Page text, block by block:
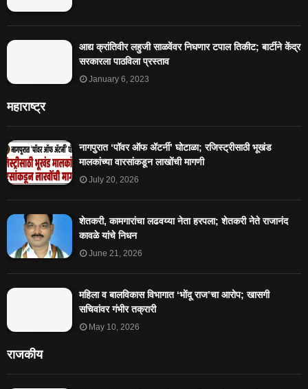
आद्य क्रांतिवीर लहुजी साळवेंवर निघणार टपाल तिकीट; बार्टीने केंद्र
सरकारला पाठविला प्रस्ताव
January 6, 2023
महाराष्ट्र
नागपुरात ‘पॉवर ऑफ ॲटर्नी’ घोटाळा; रजिस्ट्रीसाठी भूखंड
मालकांच्या वारसांकडून लाखोंची मागणी
July 20, 2026
शेतकरी, कामगारांचा लढवय्या नेता हरपला; शेतकरी नेते राजानंद
कावळे यांचे निधन
June 21, 2026
महिला व बालविकास विभागात ‘भोंदू राज’चा आरोप; खासगी
सचिवांवर गंभीर तक्रारी
May 10, 2026
राजकीय